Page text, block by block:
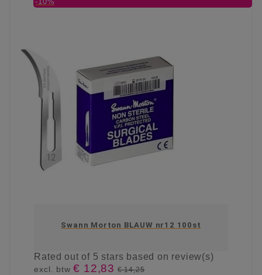
Swann Morton BLAUW nr12 100st
Ratedout of 5 stars based on review(s)
excl. btw€ 12,83 € 14,25